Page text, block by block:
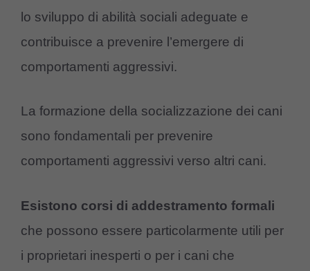
lo sviluppo di abilità sociali adeguate e
contribuisce a prevenire l’emergere di
comportamenti aggressivi.
La formazione della socializzazione dei cani
sono fondamentali per prevenire
comportamenti aggressivi verso altri cani.
Esistono corsi di addestramento formali
che possono essere particolarmente utili per
i proprietari inesperti o per i cani che